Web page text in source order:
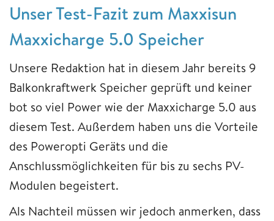
Unser Test-Fazit zum Maxxisun
Maxxicharge 5.0 Speicher
Unsere Redaktion hat in diesem Jahr bereits 9
Balkonkraftwerk Speicher geprüft und keiner
bot so viel Power wie der Maxxicharge 5.0 aus
diesem Test. Außerdem haben uns die Vorteile
des Poweropti Geräts und die
Anschlussmöglichkeiten für bis zu sechs PV-
Modulen begeistert.
Als Nachteil müssen wir jedoch anmerken, dass